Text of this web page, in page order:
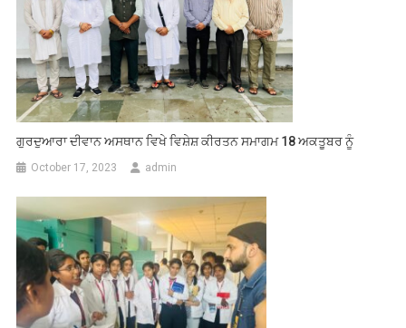
ਗੁਰਦੁਆਰਾ ਦੀਵਾਨ ਅਸਥਾਨ ਵਿਖੇ ਵਿਸ਼ੇਸ਼ ਕੀਰਤਨ ਸਮਾਗਮ 18 ਅਕਤੂਬਰ ਨੂੰ
October 17, 2023 admin